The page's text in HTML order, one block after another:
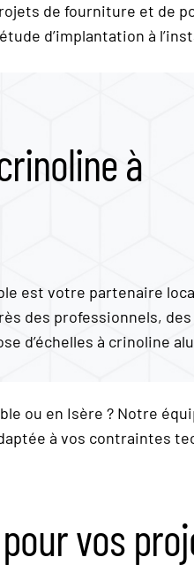
de fourniture et
d’implantation à
à
est votre partenaire
des professionnels, des
d’échelles à crinoline
ou en Isère ? Notre
à vos contraintes
vos